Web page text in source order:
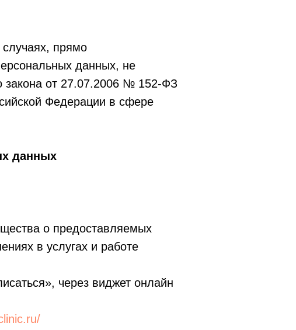
прямо
данных, не
закона от 27.07.2006 № 152-ФЗ
Федерации в сфере
данных
о предоставляемых
в услугах и работе
через виджет онлайн